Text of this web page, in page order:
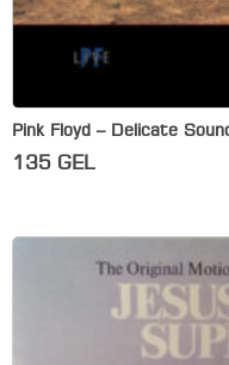
Pink Floyd – Delicate
135 GEL